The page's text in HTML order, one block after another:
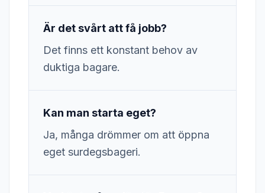
Är det svårt att få jobb?
Det finns ett konstant behov av
duktiga bagare.
Kan man starta eget?
Ja, många drömmer om att öppna
eget surdegsbageri.